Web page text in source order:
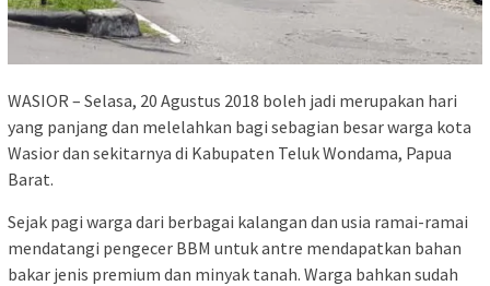
WASIOR – Selasa, 20 Agustus 2018 boleh jadi merupakan hari
yang panjang dan melelahkan bagi sebagian besar warga kota
Wasior dan sekitarnya di Kabupaten Teluk Wondama, Papua
Barat.
Sejak pagi warga dari berbagai kalangan dan usia ramai-ramai
mendatangi pengecer BBM untuk antre mendapatkan bahan
bakar jenis premium dan minyak tanah. Warga bahkan sudah